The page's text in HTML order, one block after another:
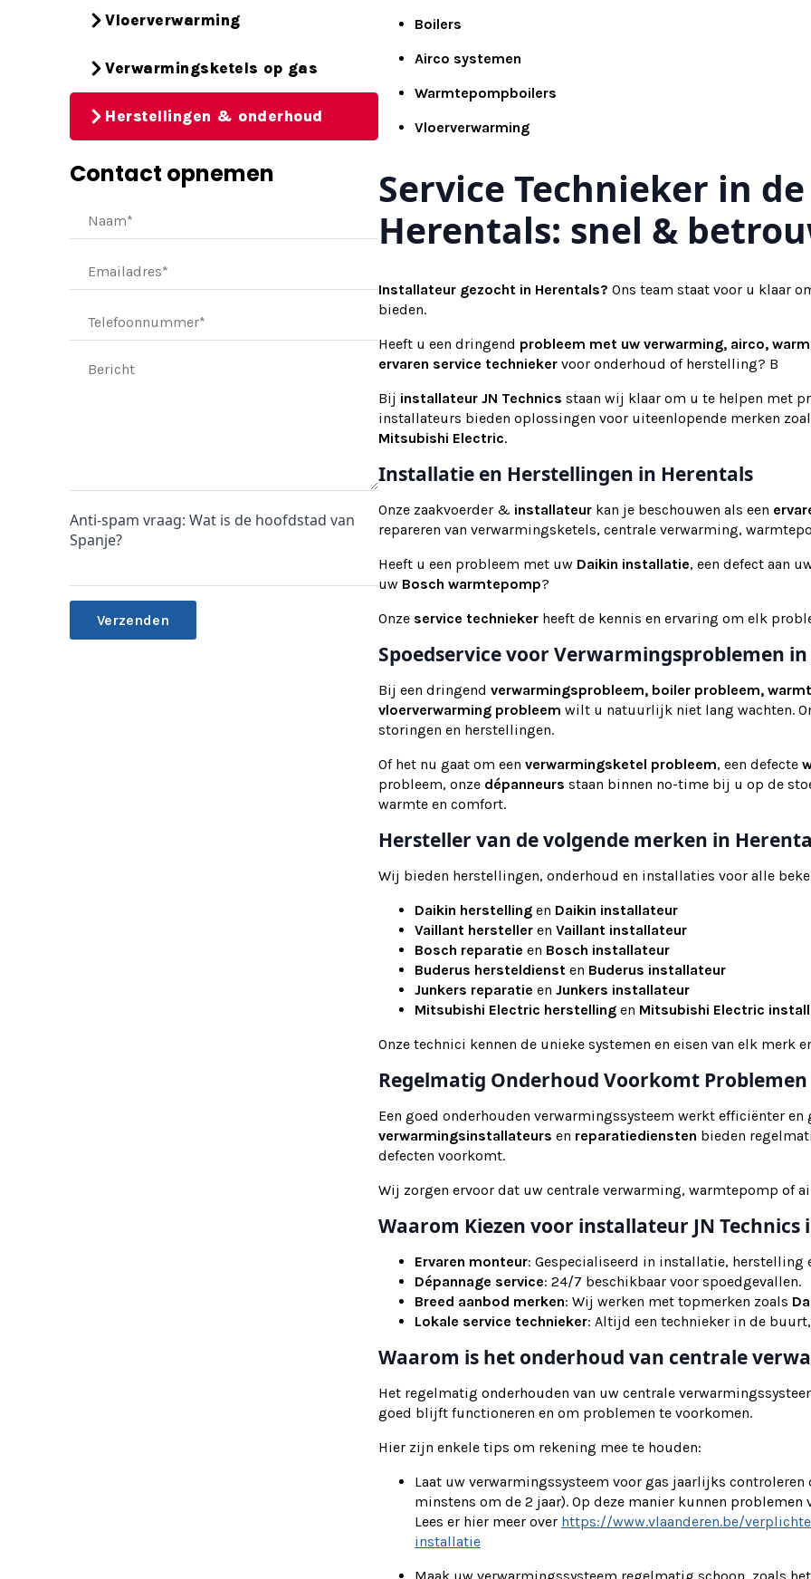
Vloerverwarming
Verwarmingsketels op gas
Herstellingen & onderhoud
Contact opnemen
Anti-spam vraag: Wat is de hoofdstad van
Spanje?
Boilers
Airco systemen
Warmtepompboilers
Vloerverwarming
Service Technieker in
Herentals: snel &
Installateur gezocht in Herentals? Ons team staat voor u klaar
bieden.
Heeft u een dringend probleem met uw verwarming, airco,
ervaren service technieker voor onderhoud of herstelling? B
Bij installateur JN Technics staan wij klaar om u te helpen met
installateurs bieden oplossingen voor uiteenlopende merken
Mitsubishi Electric.
Installatie en Herstellingen in Herentals
Onze zaakvoerder & installateur kan je beschouwen als een
repareren van verwarmingsketels, centrale verwarming,
Heeft u een probleem met uw Daikin installatie, een defect aan
uw Bosch warmtepomp?
Onze service technieker heeft de kennis en ervaring om elk
Spoedservice voor Verwarmingsproblemen
Bij een dringend verwarmingsprobleem, boiler probleem,
vloerverwarming probleem wilt u natuurlijk niet lang wachten.
storingen en herstellingen.
Of het nu gaat om een verwarmingsketel probleem, een defecte
probleem, onze dépanneurs staan binnen no-time bij u op de
warmte en comfort.
Hersteller van de volgende merken in
Wij bieden herstellingen, onderhoud en installaties voor alle
Daikin herstelling en Daikin installateur
Vaillant hersteller en Vaillant installateur
Bosch reparatie en Bosch installateur
Buderus hersteldienst en Buderus installateur
Junkers reparatie en Junkers installateur
Mitsubishi Electric herstelling en Mitsubishi Electric
Onze technici kennen de unieke systemen en eisen van elk merk
Regelmatig Onderhoud Voorkomt Problemen
Een goed onderhouden verwarmingssysteem werkt efficiënter en
verwarmingsinstallateurs en reparatiediensten bieden
defecten voorkomt.
Wij zorgen ervoor dat uw centrale verwarming, warmtepomp of
Waarom Kiezen voor installateur JN Technics
Ervaren monteur: Gespecialiseerd in installatie, herstelling
Dépannage service: 24/7 beschikbaar voor spoedgevallen.
Breed aanbod merken: Wij werken met topmerken zoals
Lokale service technieker: Altijd een technieker in de
Waarom is het onderhoud van centrale
Het regelmatig onderhouden van uw centrale
goed blijft functioneren en om problemen te voorkomen.
Hier zijn enkele tips om rekening mee te houden:
Laat uw verwarmingssysteem voor gas jaarlijks controleren
minstens om de 2 jaar). Op deze manier kunnen
Lees er hier meer over https://www.vlaanderen.be/
installatie